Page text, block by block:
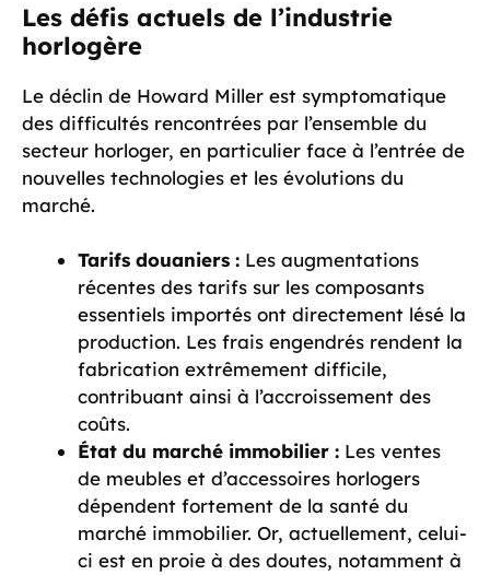
Les défis actuels de l’industrie
horlogère
Le déclin de Howard Miller est symptomatique
des difficultés rencontrées par l’ensemble du
secteur horloger, en particulier face à l’entrée de
nouvelles technologies et les évolutions du
marché.
Tarifs douaniers : Les augmentations
récentes des tarifs sur les composants
essentiels importés ont directement lésé la
production. Les frais engendrés rendent la
fabrication extrêmement difficile,
contribuant ainsi à l’accroissement des
coûts.
État du marché immobilier : Les ventes
de meubles et d’accessoires horlogers
dépendent fortement de la santé du
marché immobilier. Or, actuellement, celui-
ci est en proie à des doutes, notamment à